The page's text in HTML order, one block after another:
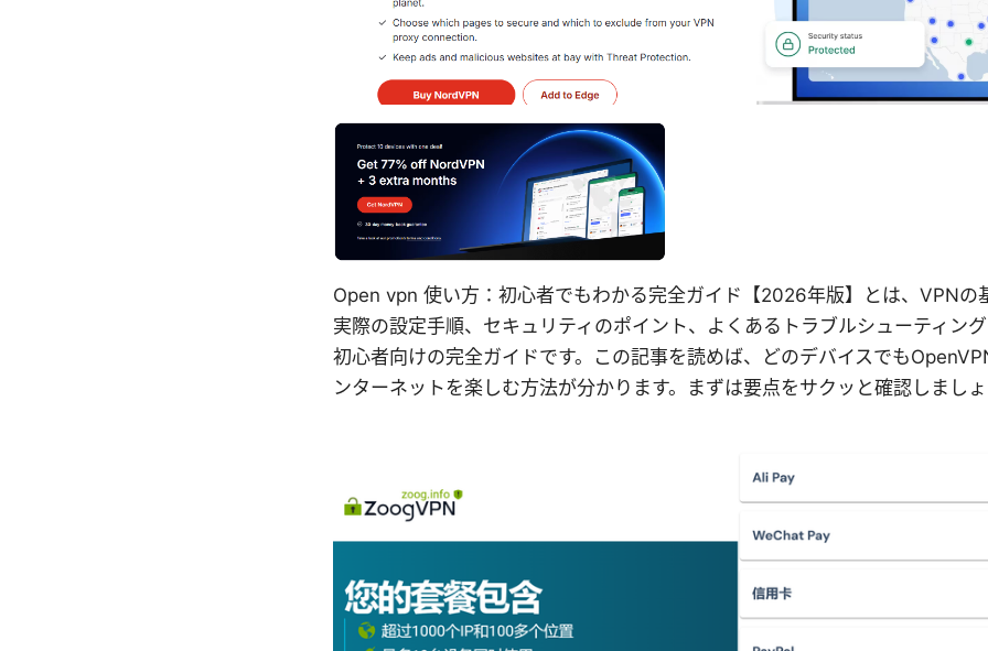
Open vpn 使い方：初心者でもわかる完全ガイド【2026年版】とは、VPNの
実際の設定手順、セキュリティのポイント、よくあるトラブルシューティン
初心者向けの完全ガイドです。この記事を読めば、どのデバイスでも
ンターネットを楽しむ方法が分かります。まずは要点をサクッと確認しまし